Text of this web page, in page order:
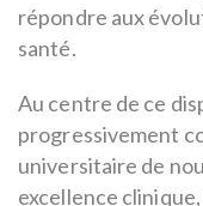
répondre aux
santé.
Au centre de ce
progressivement
universitaire de
excellence